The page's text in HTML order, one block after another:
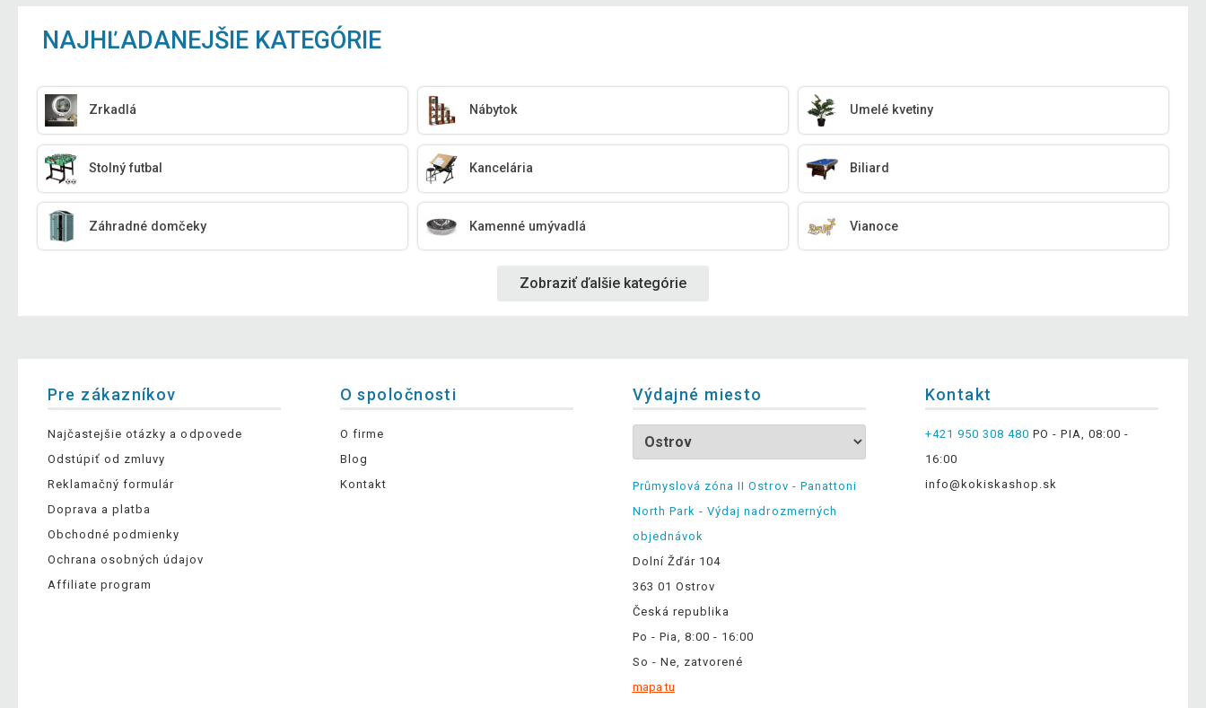
NAJHĽADANEJŠIE KATEGÓRIE
Zrkadlá Nábytok Umelé kvetiny
Stolný futbal Kancelária Biliard
Záhradné domčeky Kamenné umývadlá Vianoce
Zobraziť ďalšie kategórie
Pre zákazníkov
Najčastejšie otázky a odpovede
Odstúpiť od zmluvy
Reklamačný formulár
Doprava a platba
Obchodné podmienky
Ochrana osobných údajov
Affiliate program
O spoločnosti
O firme
Blog
Kontakt
Výdajné miesto
Průmyslová zóna II Ostrov - Panattoni
North Park - Výdaj nadrozmerných
objednávok
Dolní Žďár 104
363 01 Ostrov
Česká republika
Po - Pia, 8:00 - 16:00
So - Ne, zatvorené
mapa tu
Kontakt
+421 950 308 480 PO - PIA, 08:00 -
16:00
info@kokiskashop.sk